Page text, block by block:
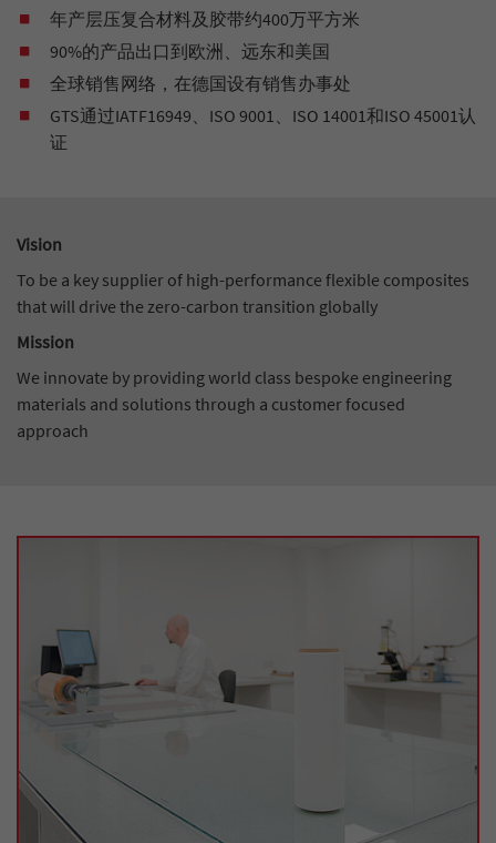
年产层压复合材料及胶带约400万平方米
90%的产品出口到欧洲、远东和美国
全球销售网络，在德国设有销售办事处
GTS通过IATF16949、ISO 9001、ISO 14001和ISO 45001认
证
Vision
To be a key supplier of high-performance flexible composites
that will drive the zero-carbon transition globally
Mission
We innovate by providing world class bespoke engineering
materials and solutions through a customer focused
approach